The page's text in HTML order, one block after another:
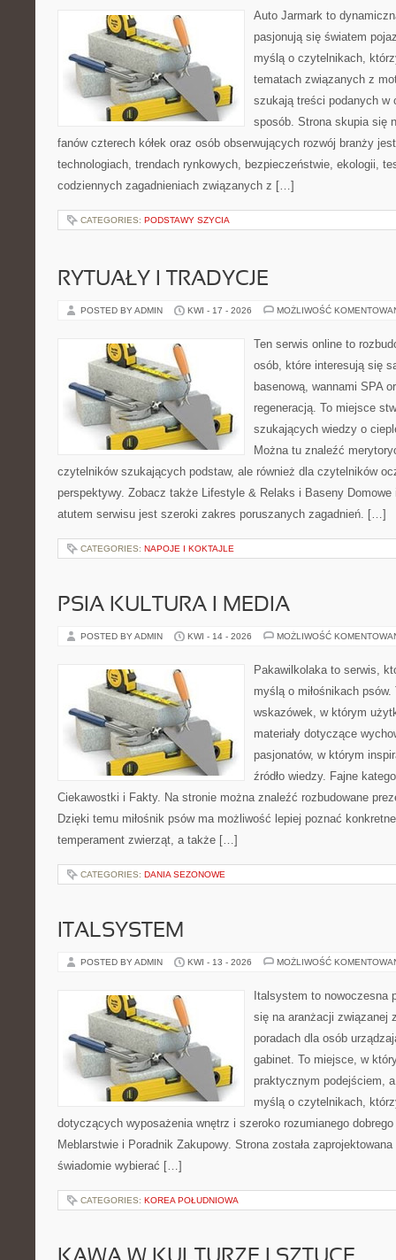
Auto Jarmark to
pasjonują się światem
myślą o czytelnikach,
tematach związanych z
szukają treści podanych w
sposób. Strona skupia się
fanów czterech kółek oraz osób obserwujących rozwój branży
technologiach, trendach rynkowych, bezpieczeństwie, ekologii,
codziennych zagadnieniach związanych z […]
CATEGORIES: PODSTAWY SZYCIA
RYTUAŁY I TRADYCJE
POSTED BY ADMIN KWI - 17 - 2026 MOŻLIWOŚĆ
Ten serwis online to
osób, które interesują się
basenową, wannami SPA
regeneracją. To miejsce
szukających wiedzy o
Można tu znaleźć
czytelników szukających podstaw, ale również dla czytelników
perspektywy. Zobacz także Lifestyle & Relaks i Baseny Domowe
atutem serwisu jest szeroki zakres poruszanych zagadnień. […]
CATEGORIES: NAPOJE I KOKTAJLE
PSIA KULTURA I MEDIA
POSTED BY ADMIN KWI - 14 - 2026 MOŻLIWOŚĆ
Pakawilkolaka to serwis,
myślą o miłośnikach
wskazówek, w którym
materiały dotyczące
pasjonatów, w którym
źródło wiedzy. Fajne
Ciekawostki i Fakty. Na stronie można znaleźć rozbudowane
Dzięki temu miłośnik psów ma możliwość lepiej poznać
temperament zwierząt, a także […]
CATEGORIES: DANIA SEZONOWE
ITALSYSTEM
POSTED BY ADMIN KWI - 13 - 2026 MOŻLIWOŚĆ
Italsystem to nowoczesna
się na aranżacji związanej
poradach dla osób
gabinet. To miejsce, w
praktycznym podejściem,
myślą o czytelnikach,
dotyczących wyposażenia wnętrz i szeroko rozumianego
Meblarstwie i Poradnik Zakupowy. Strona została
świadomie wybierać […]
CATEGORIES: KOREA POŁUDNIOWA